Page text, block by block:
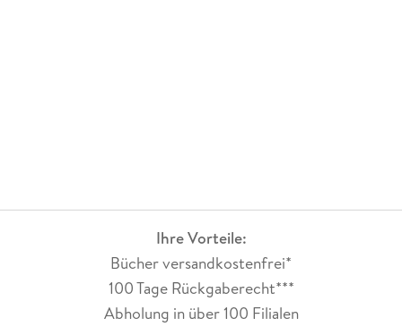
solide Krimikost, erreicht jedoch nicht die Spannung und
Ihre Vorteile:
Bücher versandkostenfrei*
100 Tage Rückgaberecht***
Abholung in über 100 Filialen